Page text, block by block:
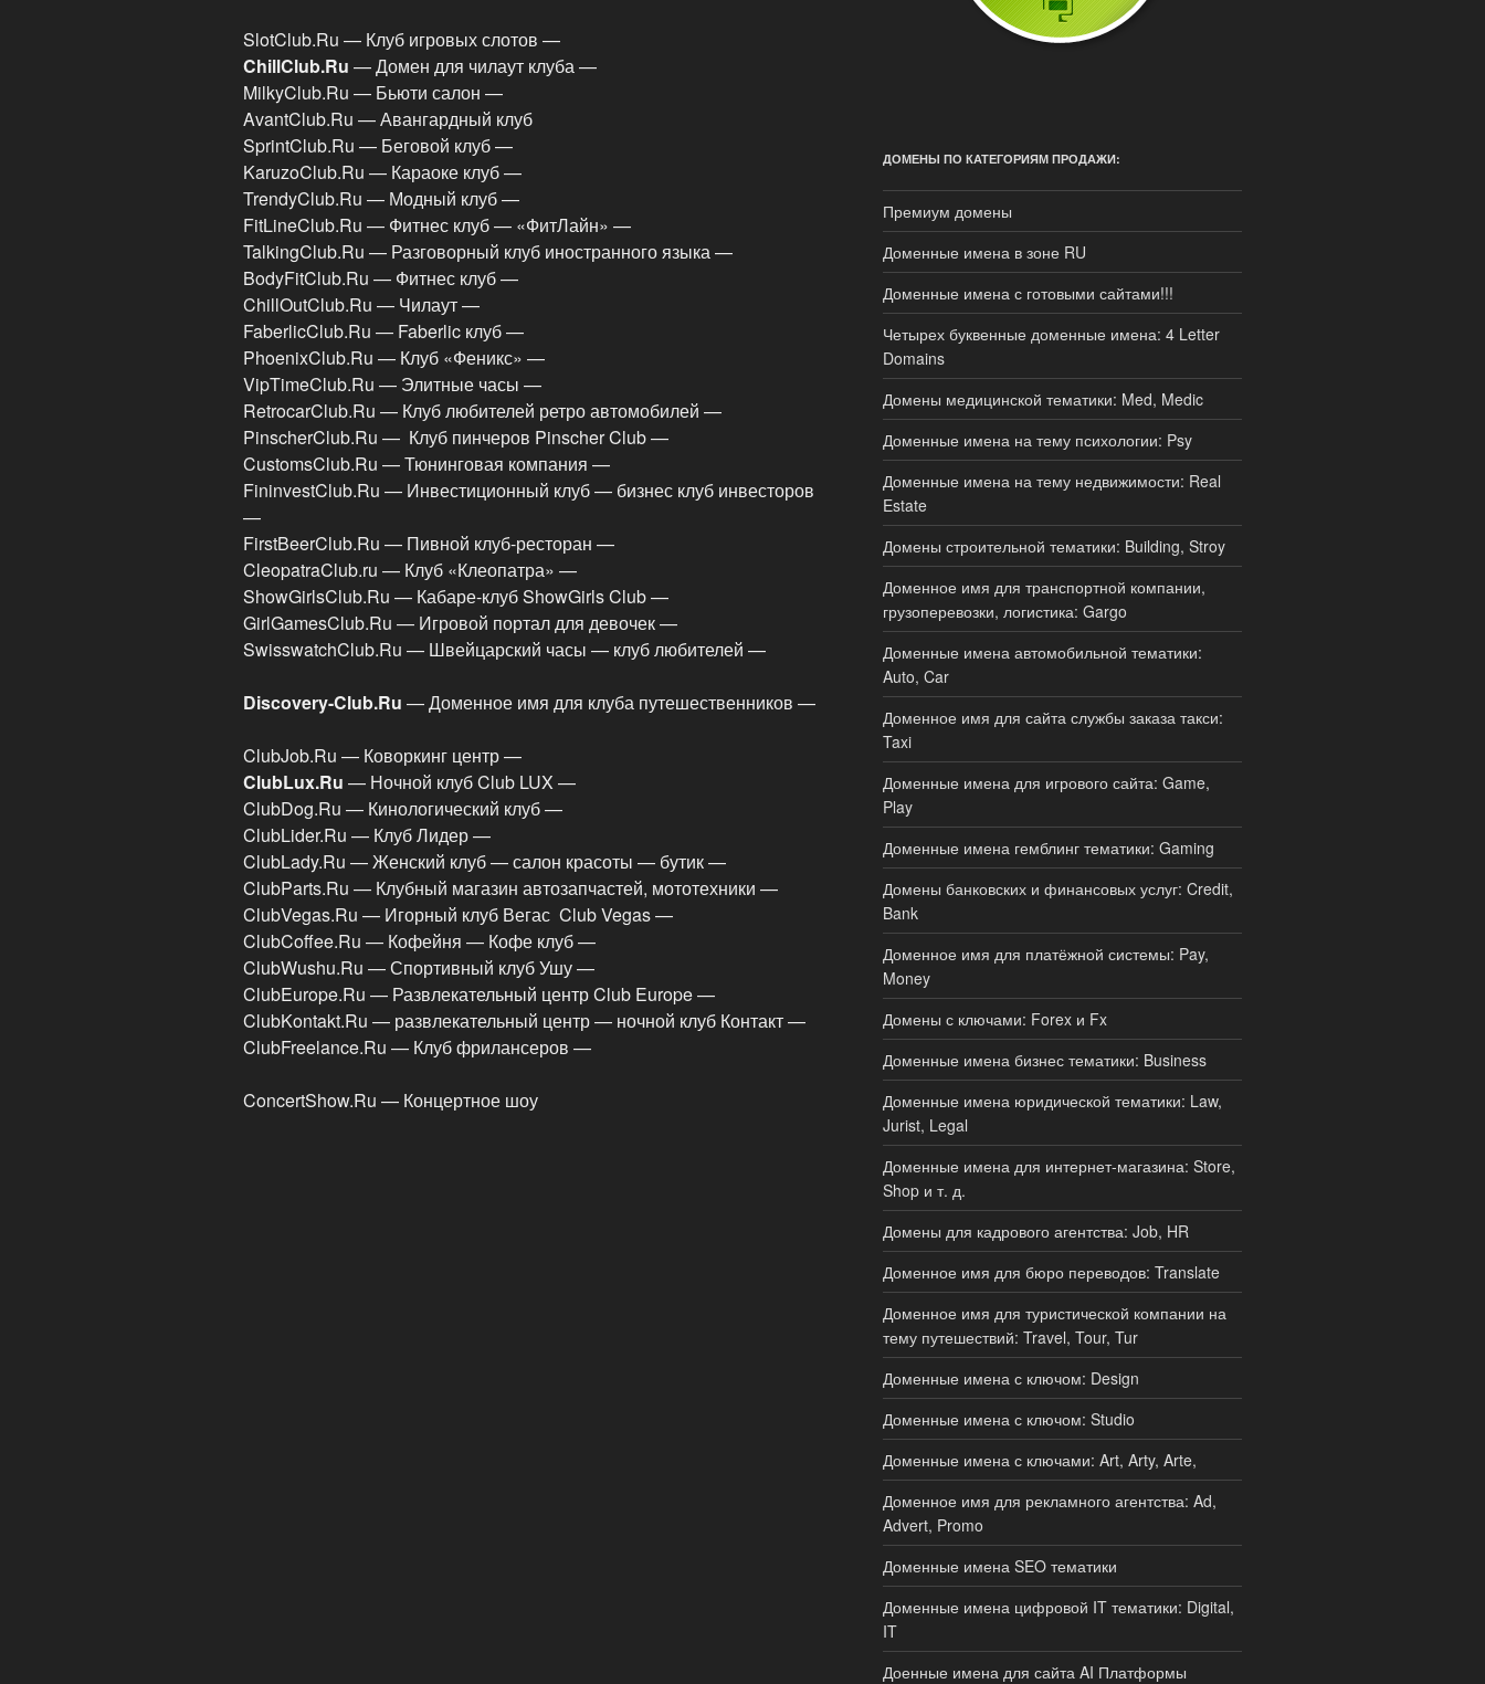
SlotClub.Ru — Клуб игровых слотов —
ChillClub.Ru — Домен для чилаут клуба —
MilkyClub.Ru — Бьюти салон —
AvantClub.Ru — Авангардный клуб
SprintClub.Ru — Беговой клуб —
KaruzoClub.Ru — Караоке клуб —
TrendyClub.Ru — Модный клуб —
FitLineClub.Ru — Фитнес клуб — «ФитЛайн» —
TalkingClub.Ru — Разговорный клуб иностранного языка —
BodyFitClub.Ru — Фитнес клуб —
ChillOutClub.Ru — Чилаут —
FaberlicClub.Ru — Faberlic клуб —
PhoenixClub.Ru — Клуб «Феникс» —
VipTimeClub.Ru — Элитные часы —
RetrocarClub.Ru — Клуб любителей ретро автомобилей —
PinscherClub.Ru — Клуб пинчеров Pinscher Club —
CustomsClub.Ru — Тюнинговая компания —
FininvestClub.Ru — Инвестиционный клуб — бизнес клуб инвесторов
—
FirstBeerClub.Ru — Пивной клуб-ресторан —
CleopatraClub.ru — Клуб «Клеопатра» —
ShowGirlsClub.Ru — Кабаре-клуб ShowGirls Club —
GirlGamesClub.Ru — Игровой портал для девочек —
SwisswatchClub.Ru — Швейцарский часы — клуб любителей —
Discovery-Club.Ru — Доменное имя для клуба путешественников —
ClubJob.Ru — Коворкинг центр —
ClubLux.Ru — Ночной клуб Club LUX —
ClubDog.Ru — Кинологический клуб —
ClubLider.Ru — Клуб Лидер —
ClubLady.Ru — Женский клуб — салон красоты — бутик —
ClubParts.Ru — Клубный магазин автозапчастей, мототехники —
ClubVegas.Ru — Игорный клуб Вегас Club Vegas —
ClubCoffee.Ru — Кофейня — Кофе клуб —
ClubWushu.Ru — Спортивный клуб Ушу —
ClubEurope.Ru — Развлекательный центр Club Europe —
ClubKontakt.Ru — развлекательный центр — ночной клуб Контакт —
ClubFreelance.Ru — Клуб фрилансеров —
ConcertShow.Ru — Концертное шоу
ДОМЕНЫ ПО КАТЕГОРИЯМ ПРОДАЖИ:
Премиум домены
Доменные имена в зоне RU
Доменные имена с готовыми сайтами!!!
Четырех буквенные доменные имена: 4 Letter
Domains
Домены медицинской тематики: Med, Medic
Доменные имена на тему психологии: Psy
Доменные имена на тему недвижимости: Real
Estate
Домены строительной тематики: Building, Stroy
Доменное имя для транспортной компании,
грузоперевозки, логистика: Gargo
Доменные имена автомобильной тематики:
Auto, Car
Доменное имя для сайта службы заказа такси:
Taxi
Доменные имена для игрового сайта: Game,
Play
Доменные имена гемблинг тематики: Gaming
Домены банковских и финансовых услуг: Credit,
Bank
Доменное имя для платёжной системы: Pay,
Money
Домены с ключами: Forex и Fx
Доменные имена бизнес тематики: Business
Доменные имена юридической тематики: Law,
Jurist, Legal
Доменные имена для интернет-магазина: Store,
Shop и т. д.
Домены для кадрового агентства: Job, HR
Доменное имя для бюро переводов: Translate
Доменное имя для туристической компании на
тему путешествий: Travel, Tour, Tur
Доменные имена с ключом: Design
Доменные имена с ключом: Studio
Доменные имена с ключами: Art, Arty, Arte,
Доменное имя для рекламного агентства: Ad,
Advert, Promo
Доменные имена SEO тематики
Доменные имена цифровой IT тематики: Digital,
IT
Доенные имена для сайта AI Платформы